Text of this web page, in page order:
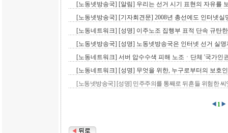
[노동넷방송국] [알림] 우리는 선거 시기 표현의 자유를
[노동넷방송국] [기자회견문] 2008년 총선에도 인터넷실
[노동네트워크] [성명] 이주노조 집행부 표적 단속 규탄
[노동넷방송국] [성명] 노동넷방송국은 인터넷 선거 실
[노동네트워크] 서버 압수수색 피해 노조ㆍ단체 '국가인
[노동네트워크] [성명] 무엇을 위한, 누구로부터의 보호
[노동넷방송국] [성명] 민주주의를 통째로 뒤흔들 위험한
1